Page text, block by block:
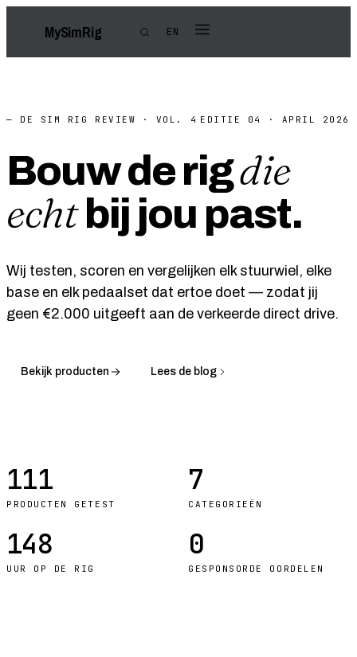
MySimRig EN
— DE SIM RIG REVIEW · VOL. 4 EDITIE 04 · APRIL 2026
Bouw de rigdie
echtbij jou past.
Wij testen, scoren en vergelijken elk stuurwiel, elke
base en elk pedaalset dat ertoe doet — zodat jij
geen €2.000 uitgeeft aan de verkeerde direct drive.
Bekijk producten Lees de blog
111
PRODUCTEN GETEST
7
CATEGORIEËN
148
UUR OP DE RIG
0
GESPONSORDE OORDELEN